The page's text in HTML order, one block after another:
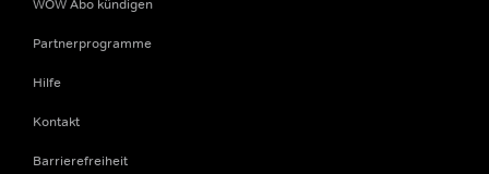
WOW Abo kündigen
Partnerprogramme
Hilfe
Kontakt
Barrierefreiheit